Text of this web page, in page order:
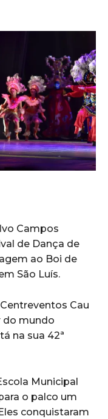
Campos
de Dança de
ao Boi de
São Luís.
Cau
do mundo
na sua 42ª
Municipal
o palco um
conquistaram